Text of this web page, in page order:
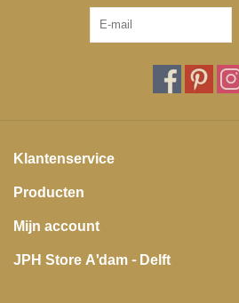
Klantenservice
Producten
Mijn account
JPH Store A'dam - Delft